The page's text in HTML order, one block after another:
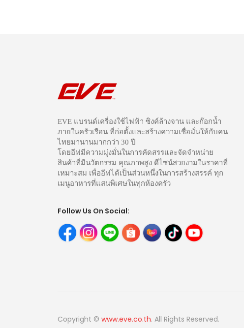
EVE แบรนด์เครื่องใช้ไฟฟ้า ซิงค์ล้างจาน และก๊อกน้ำ
ภายในครัวเรือน ที่ก่อตั้งและสร้างความเชื่อมั่นให้กับคน
ไทยมานานมากกว่า 30 ปี
โดยอีฟมีความมุ่งมั่นในการคัดสรรและจัดจำหน่าย
สินค้าที่มีนวัตกรรม คุณภาพสูง ดีไซน์สวยงามในราคาที่
เหมาะสม เพื่ออีฟได้เป็นส่วนหนึ่งในการสร้างสรรค์ ทุก
เมนูอาหารที่แสนพิเศษในทุกห้องครัว
Follow Us On Social:
Copyright © www.eve.co.th. All Rights Reserved.